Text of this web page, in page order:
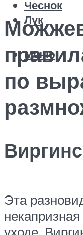
Чеснок
Лук
Меню
по
Эта